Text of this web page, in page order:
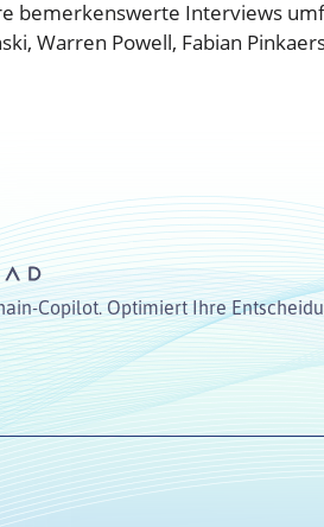
bemerkenswerte Interviews
Warren Powell, Fabian
Copilot. Optimiert Ihre